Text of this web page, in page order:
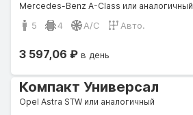
Mercedes-Benz A-Class или аналогичный
5 4 A/C Авто.
3 597,06 ₽ в день
Компакт Универсал
Opel Astra STW или аналогичный